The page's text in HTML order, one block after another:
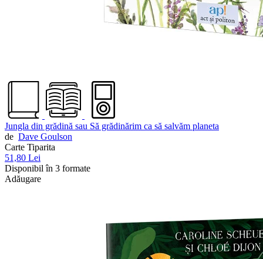
Jungla din grădină sau Să grădinărim ca să salvăm planeta
de Dave Goulson
Carte Tiparita
51,80 Lei
Disponibil în 3 formate
Adăugare